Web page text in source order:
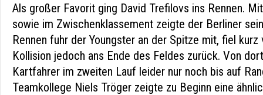
Als großer Favorit ging David Trefilovs ins Rennen.
sowie im Zwischenklassement zeigte der Berliner
Rennen fuhr der Youngster an der Spitze mit, fiel
Kollision jedoch ans Ende des Feldes zurück. Von
Kartfahrer im zweiten Lauf leider nur noch bis auf
Teamkollege Niels Tröger zeigte zu Beginn eine